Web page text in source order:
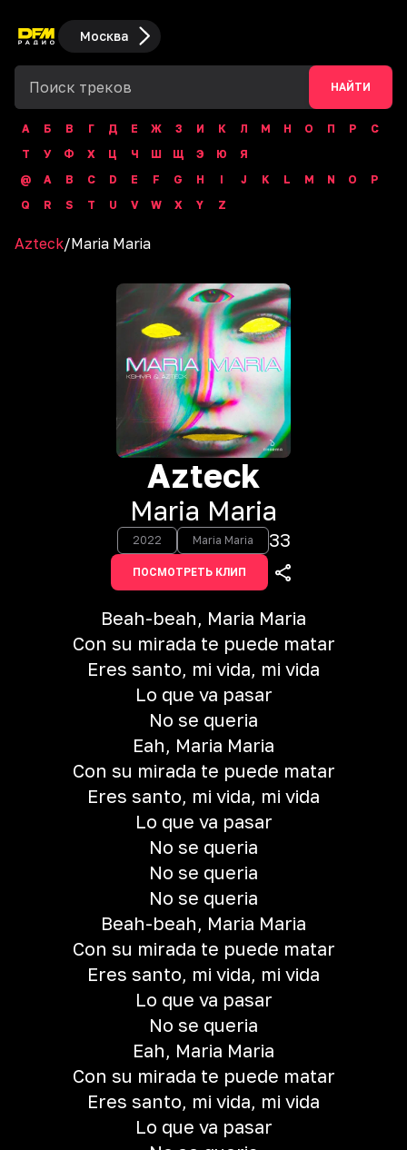
Москва
НАЙТИ
А Б В Г Д Е Ж З И К Л М Н О П Р
С
Т
У Ф Х Ц Ч Ш Щ Э Ю
Я
@
A B C D E F G H I J K L M N O
P
Q
R S T U V W X Y Z
Azteck/Maria Maria
Azteck
Maria Maria
2022 Maria Maria 33
ПОСМОТРЕТЬ КЛИП
Beah-beah, Maria Maria
Con su mirada te puede matar
Eres santo, mi vida, mi vida
Lo que va pasar
No se queria
Eah, Maria Maria
Con su mirada te puede matar
Eres santo, mi vida, mi vida
Lo que va pasar
No se queria
No se queria
No se queria
Beah-beah, Maria Maria
Con su mirada te puede matar
Eres santo, mi vida, mi vida
Lo que va pasar
No se queria
Eah, Maria Maria
Con su mirada te puede matar
Eres santo, mi vida, mi vida
Lo que va pasar